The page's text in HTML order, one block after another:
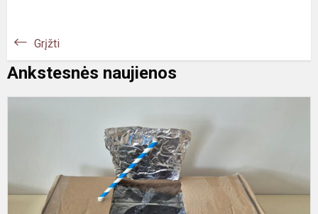
Grįžti
Ankstesnės naujienos